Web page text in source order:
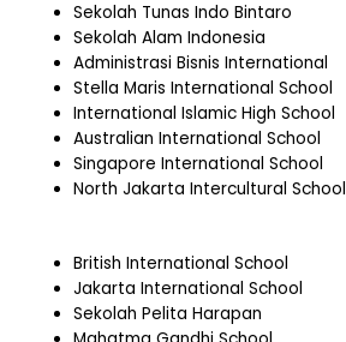
Sekolah Tunas Indo Bintaro
Sekolah Alam Indonesia
Administrasi Bisnis International
Stella Maris International School
International Islamic High School
Australian International School
Singapore International School
North Jakarta Intercultural School
British International School
Jakarta International School
Sekolah Pelita Harapan